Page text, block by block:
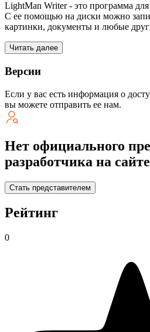
LightMan Writer - это программа
С ее помощью на диски можно
картинки, документы и
Читать далее
Версии
Если у вас есть информация о
вы можете отправить ее нам.
Нет официального
разработчика на сайте
Стать представителем
Рейтинг
0